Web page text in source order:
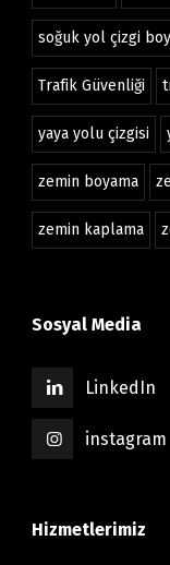
soğuk yol çizgi
Trafik Güvenliği
yaya yolu çizgisi
zemin boyama
zemin kaplama
Sosyal Media
LinkedIn
instagram
Hizmetlerimiz